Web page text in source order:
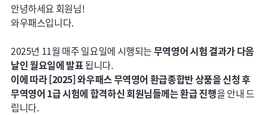
안녕하세요 회원님!
와우패스입니다.
2025년 11월 매주 일요일에 시행되는 무역영어 시험 결과가 다음
날인 월요일에 발표
됩니다.
이에 따라 [2025] 와우패스 무역영어 환급종합반 상품을 신청 후
무역영어 1급 시험에 합격하신 회원님들께는 환급 진행을 안내 드
립니다.